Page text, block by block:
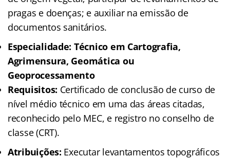
pragas e doenças; e auxiliar na emissão de
documentos sanitários.
Especialidade: Técnico em Cartografia,
Agrimensura, Geomática ou
Geoprocessamento
Requisitos: Certificado de conclusão de curso de
nível médio técnico em uma das áreas citadas,
reconhecido pelo MEC, e registro no conselho de
classe (CRT).
Atribuições: Executar levantamentos topográficos